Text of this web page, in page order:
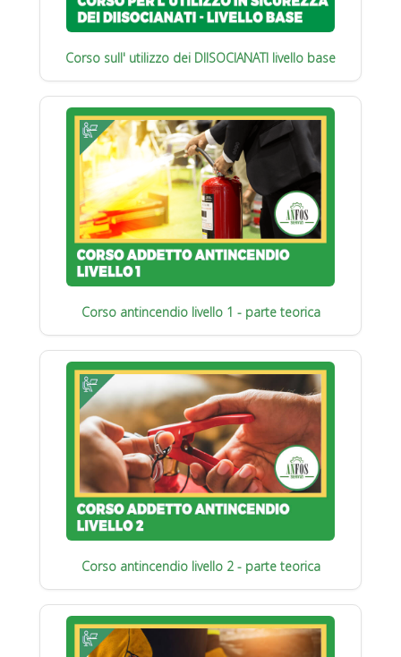
Corso sull' utilizzo dei DIISOCIANATI livello base
Corso antincendio livello 1 - parte teorica
Corso antincendio livello 2 - parte teorica